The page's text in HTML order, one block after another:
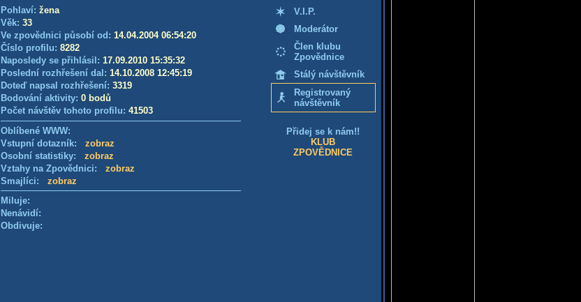
Pohlaví: žena
Věk: 33
Ve zpovědnici působí od: 14.04.2004 06:54:20
Číslo profilu: 8282
Naposledy se přihlásil: 17.09.2010 15:35:32
Poslední rozhřešení dal: 14.10.2008 12:45:19
Doteď napsal rozhřešení: 3319
Bodování aktivity: 0 bodů
Počet návštěv tohoto profilu: 41503
Oblíbené WWW:
Vstupní dotazník: zobraz
Osobní statistiky: zobraz
Vztahy na Zpovědnici: zobraz
Smajlíci: zobraz
Miluje:
Nenávidí:
Obdivuje:
V.I.P.
Moderátor
Člen klubu
Zpovědnice
Stálý návštěvník
Registrovaný
návštěvník
Přidej se k nám!!
KLUB
ZPOVĚDNICE